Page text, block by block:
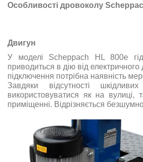
Особливості дровоколу
Двигун
У моделі Scheppach HL 800e
приводиться в дію від
підключення потрібна наявність
Завдяки відсутності
використовуватися як на вулиці,
приміщенні. Відрізняється